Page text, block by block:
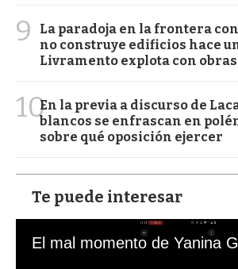
9
La paradoja en la frontera
no construye edificios hace
Livramento explota con obras
10En la previa a discurso de
blancos se enfrascan en
sobre qué oposición ejercer
Te puede interesar